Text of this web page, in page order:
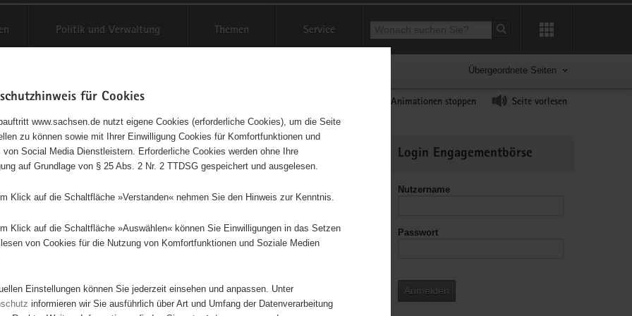
Politik und Verwaltung Themen Service Suchbegriff
Suche starten
Übergeordnete Seiten
Animationen stoppen Seite vorlesen
auf Karte anzeigen
Initiativen Projekte Nach Alphabet Nach Postleitzahl
78 Suchergebnisse
Informationen
Login Engagementbörse
Nutzername
Passwort
Anmelden
für Cookies
www.sachsen.de nutzt eigene Cookies (erforderliche Cookies), um die Seite
zu können sowie mit Ihrer Einwilligung Cookies für Komfortfunktionen und
von Social Media Dienstleistern. Erforderliche Cookies werden ohne Ihre
auf Grundlage von § 25 Abs. 2 Nr. 2 TTDSG gespeichert und ausgelesen.
Klick auf die Schaltfläche »Verstanden« nehmen Sie den Hinweis zur Kenntnis.
Klick auf die Schaltfläche »Auswählen« können Sie Einwilligungen in das Setzen
von Cookies für die Nutzung von Komfortfunktionen und Soziale Medien
Einstellungen können Sie jederzeit einsehen und anpassen. Unter
informieren wir Sie ausführlich über Art und Umfang der Datenverarbeitung